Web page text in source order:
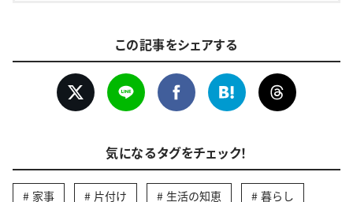
この記事をシェアする
気になるタグをチェック！
家事 片付け 生活の知恵 暮らし